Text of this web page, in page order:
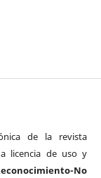
de la revista
licencia de uso y
No